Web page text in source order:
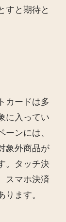
すと期待と
カードは多
に入ってい
ンには、
象外商品が
。タッチ決
スマホ決済
ます。